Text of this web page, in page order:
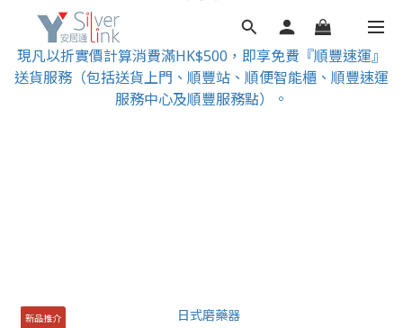
現凡以折實價計算消費滿HK$500，即享免費『順豐速運』
送貨服務（包括送貨上門、順豐站、順便智能櫃、順豐速運
服務中心及順豐服務點）。
新品推介